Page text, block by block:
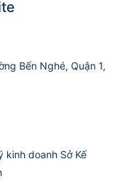
Bến Nghé, Quận 1,
kinh doanh Sở Kế